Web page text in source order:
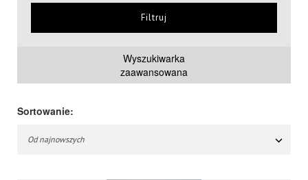
Filtruj
Wyszukiwarka
zaawansowana
Sortowanie:
Od najnowszych